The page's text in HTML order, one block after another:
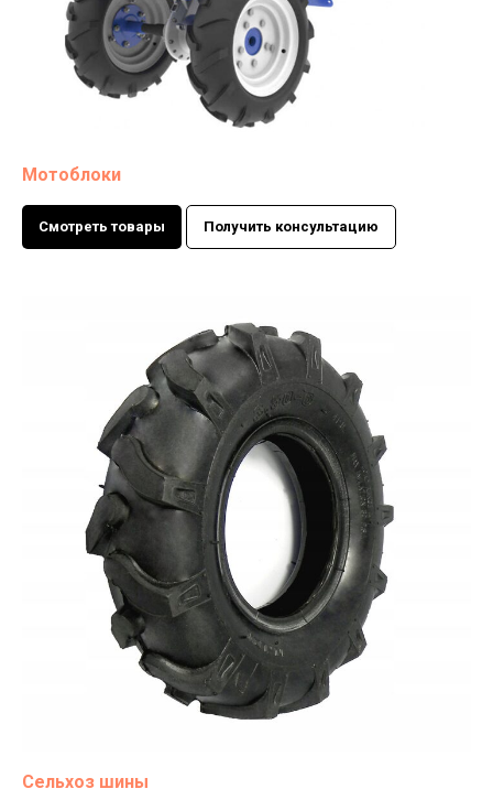
Мотоблоки
Смотреть товары Получить консультацию
Сельхоз шины